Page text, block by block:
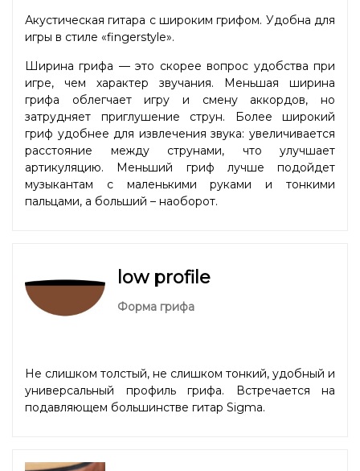
Акустическая гитара с широким грифом. Удобна для
игры в стиле «fingerstyle».
Ширина грифа — это скорее вопрос удобства при
игре, чем характер звучания. Меньшая ширина
грифа облегчает игру и смену аккордов, но
затрудняет приглушение струн. Более широкий
гриф удобнее для извлечения звука: увеличивается
расстояние между струнами, что улучшает
артикуляцию. Меньший гриф лучше подойдет
музыкантам с маленькими руками и тонкими
пальцами, а больший – наоборот.
low profile
Форма грифа
Не слишком толстый, не слишком тонкий, удобный и
универсальный профиль грифа. Встречается на
подавляющем большинстве гитар Sigma.